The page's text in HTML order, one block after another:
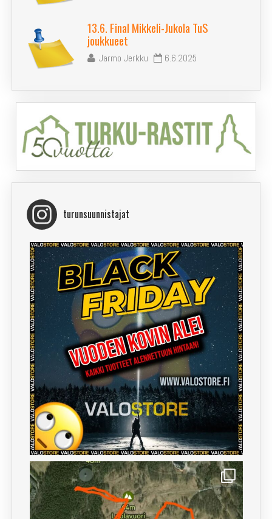
13.6. Final Mikkeli-Jukola TuS
joukkueet
Jarmo Jerkku 6.6.2025
turunsuunnistajat